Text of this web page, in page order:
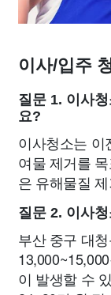
이사/입주
질문 1. 이사
요?
이사청소는 이
여물 제거를
은 유해물질
질문 2. 이사
부산 중구 대
이 발생할 수